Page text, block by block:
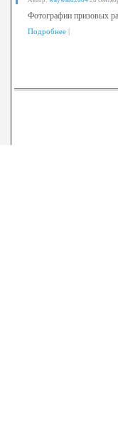
Фотографии призовых
Подробнее |